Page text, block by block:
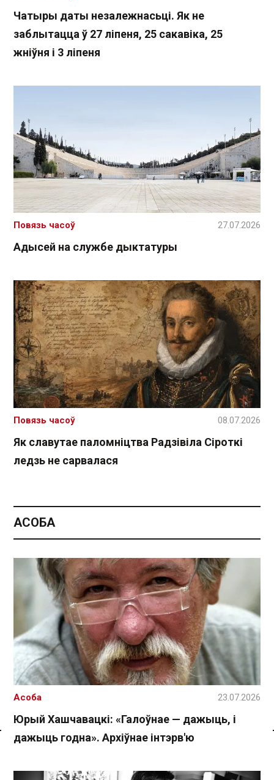
Спасылка без VPN
Чатыры даты незалежнасьці. Як не
заблытацца ў 27 ліпеня, 25 сакавіка, 25
жніўня і 3 ліпеня
Адысей на службе дыктатуры
Повязь часоў 27.07.2026
Як славутае паломніцтва Радзівіла Сіроткі
ледзь не сарвалася
Повязь часоў 08.07.2026
АСОБА
Юрый Хашчавацкі: «Галоўнае — дажыць, і
дажыць годна». Архіўнае інтэрв'ю
Асоба 23.07.2026